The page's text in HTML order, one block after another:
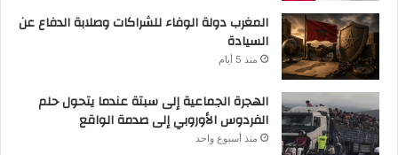
المغرب دولة الوفاء للشراكات وصلابة الدفاع عن
السيادة
منذ 5 أيام
الهجرة الجماعية إلى سبتة عندما يتحول حلم
الفردوس الأوروبي إلى صدمة الواقع
منذ أسبوع واحد